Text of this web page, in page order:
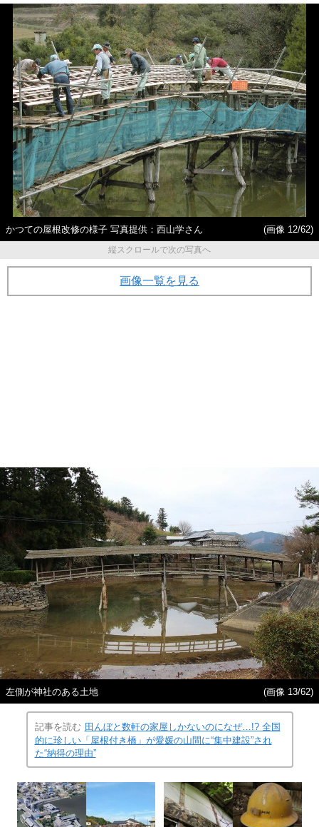
かつての屋根改修の様子 写真提供：西山学さん
(画像 12/62)
縦スクロールで次の写真へ
画像一覧を見る
左側が神社のある土地 (画像 13/62)
記事を読む 田んぼと数軒の家屋しかないのになぜ…!? 全国
的に珍しい「屋根付き橋」が愛媛の山間に“集中建設”され
た“納得の理由”